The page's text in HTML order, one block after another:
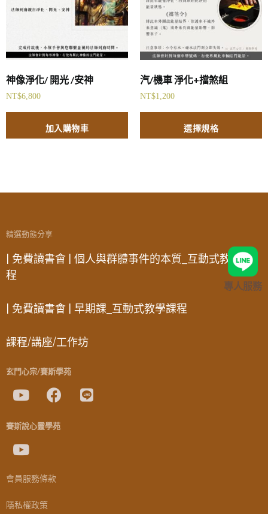
神像淨化/ 開光 /安神
NT$6,800
加入購物車
汽/機車 淨化+擋煞組
NT$1,200
選擇規格
精選動態分享
| 免費讀書會 | 個人與群體事件的本質_互動式教學課
程
| 免費讀書會 | 早期課_互動式教學課程
課程/講座/工作坊
玄門心宗/賽斯學苑
賽斯說心靈學苑
會員服務條款
隱私權政策
專人服務